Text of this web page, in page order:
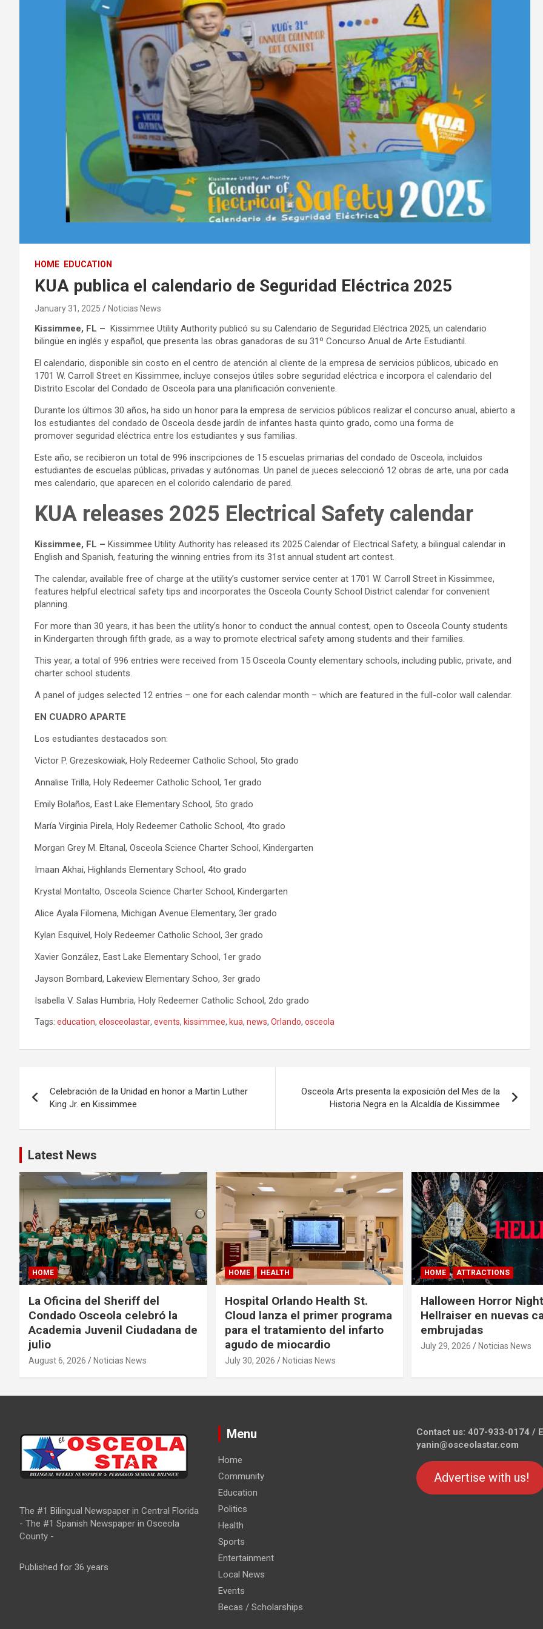
HOME EDUCATION
KUA publica el calendario de Seguridad Eléctrica 2025
January 31, 2025 Noticias News
Kissimmee, FL – Kissimmee Utility Authority publicó su su Calendario de Seguridad Eléctrica 2025, un calendario
bilingüe en inglés y español, que presenta las obras ganadoras de su 31º Concurso Anual de Arte Estudiantil.
El calendario, disponible sin costo en el centro de atención al cliente de la empresa de servicios públicos, ubicado en
1701 W. Carroll Street en Kissimmee, incluye consejos útiles sobre seguridad eléctrica e incorpora el calendario del
Distrito Escolar del Condado de Osceola para una planificación conveniente.
Durante los últimos 30 años, ha sido un honor para la empresa de servicios públicos realizar el concurso anual, abierto a
los estudiantes del condado de Osceola desde jardín de infantes hasta quinto grado, como una forma de
promover seguridad eléctrica entre los estudiantes y sus familias.
Este año, se recibieron un total de 996 inscripciones de 15 escuelas primarias del condado de Osceola, incluidos
estudiantes de escuelas públicas, privadas y autónomas. Un panel de jueces seleccionó 12 obras de arte, una por cada
mes calendario, que aparecen en el colorido calendario de pared.
KUA releases 2025 Electrical Safety calendar
Kissimmee, FL – Kissimmee Utility Authority has released its 2025 Calendar of Electrical Safety, a bilingual calendar in
English and Spanish, featuring the winning entries from its 31st annual student art contest.
The calendar, available free of charge at the utility’s customer service center at 1701 W. Carroll Street in Kissimmee,
features helpful electrical safety tips and incorporates the Osceola County School District calendar for convenient
planning.
For more than 30 years, it has been the utility’s honor to conduct the annual contest, open to Osceola County students
in Kindergarten through fifth grade, as a way to promote electrical safety among students and their families.
This year, a total of 996 entries were received from 15 Osceola County elementary schools, including public, private, and
charter school students.
A panel of judges selected 12 entries – one for each calendar month – which are featured in the full-color wall calendar.
EN CUADRO APARTE
Los estudiantes destacados son:
Victor P. Grezeskowiak, Holy Redeemer Catholic School, 5to grado
Annalise Trilla, Holy Redeemer Catholic School, 1er grado
Emily Bolaños, East Lake Elementary School, 5to grado
María Virginia Pirela, Holy Redeemer Catholic School, 4to grado
Morgan Grey M. Eltanal, Osceola Science Charter School, Kindergarten
Imaan Akhai, Highlands Elementary School, 4to grado
Krystal Montalto, Osceola Science Charter School, Kindergarten
Alice Ayala Filomena, Michigan Avenue Elementary, 3er grado
Kylan Esquivel, Holy Redeemer Catholic School, 3er grado
Xavier González, East Lake Elementary School, 1er grado
Jayson Bombard, Lakeview Elementary Schoo, 3er grado
Isabella V. Salas Humbria, Holy Redeemer Catholic School, 2do grado
Tags: education, elosceolastar, events, kissimmee, kua, news, Orlando, osceola
s
t
n
a
v
i
g
a
o
n
Celebración de la Unidad en honor a Martin Luther
King Jr. en Kissimmee
Osceola Arts presenta la exposición del Mes de la
Historia Negra en la Alcaldía de Kissimmee
Latest News
HOME
La Oficina del Sheriff del
Condado Osceola celebró la
Academia Juvenil Ciudadana de
julio
August 6, 2026 Noticias News
HOME HEALTH
Hospital Orlando Health St.
Cloud lanza el primer programa
para el tratamiento del infarto
agudo de miocardio
July 30, 2026 Noticias News
HOME ATTRACTIONS
Halloween Horror
Hellraiser en nuevas
embrujadas
July 29, 2026 Noticias News
The #1 Bilingual Newspaper in Central Florida
- The #1 Spanish Newspaper in Osceola
County -
Published for 36 years
Menu
Home
Community
Education
Politics
Health
Sports
Entertainment
Local News
Events
Becas / Scholarships
Contact us: 407-933-0174 /
yanin@osceolastar.com
Advertise with us!